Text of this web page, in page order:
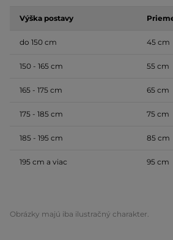
Výška postavy
do 150 cm 45 cm
150 - 165 cm 55 cm
165 - 175 cm 65 cm
175 - 185 cm 75 cm
185 - 195 cm 85 cm
195 cm a viac 95 cm
Obrázky majú iba ilustračný charakter.